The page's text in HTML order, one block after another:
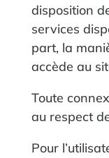
disposition
services
part, la
accède au
Toute
au respect
Pour